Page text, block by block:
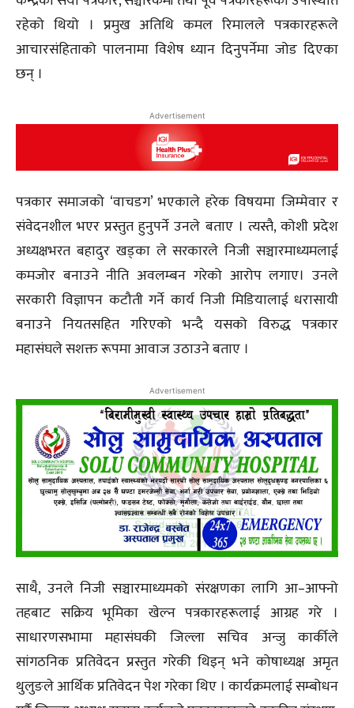
रहेको थियो । प्रमुख अतिथि कमल रिमालले पत्रकारहरूले
आचारसंहिताको पालनामा विशेष ध्यान दिनुपर्नेमा जोड दिएका
छन् ।
Advertisement
पत्रकार समाजको ‘वाचडग’ भएकाले हरेक विषयमा जिम्मेवार र
संवेदनशील भएर प्रस्तुत हुनुपर्ने उनले बताए । त्यस्तै, कोशी प्रदेश
अध्यक्षभरत बहादुर खड्का ले सरकारले निजी सञ्चारमाध्यमलाई
कमजोर बनाउने नीति अवलम्बन गरेको आरोप लगाए। उनले
सरकारी विज्ञापन कटौती गर्ने कार्य निजी मिडियालाई धरासायी
बनाउने नियतसहित गरिएको भन्दै यसको विरुद्ध पत्रकार
महासंघले सशक्त रूपमा आवाज उठाउने बताए ।
Advertisement
साथै, उनले निजी सञ्चारमाध्यमको संरक्षणका लागि आ–आफ्नो
तहबाट सक्रिय भूमिका खेल्न पत्रकारहरूलाई आग्रह गरे ।
साधारणसभामा महासंघकी जिल्ला सचिव अन्जु कार्कीले
सांगठनिक प्रतिवेदन प्रस्तुत गरेकी थिइन् भने कोषाध्यक्ष अमृत
थुलुङले आर्थिक प्रतिवेदन पेश गरेका थिए । कार्यक्रमलाई सम्बोधन